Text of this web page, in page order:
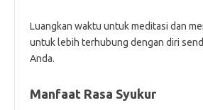
Luangkan waktu untuk meditasi dan
untuk lebih terhubung dengan diri
Anda.
Manfaat Rasa Syukur